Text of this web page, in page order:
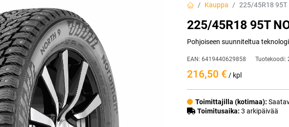
Kauppa 225/45R18 95T
225/45R18 95T
Pohjoiseen suunniteltua
EAN: 6419440629858 Tuotekoodi:
216,50 € / kpl
Toimittajilla (kotimaa):
Toimitusaika: 3 arkipäivää